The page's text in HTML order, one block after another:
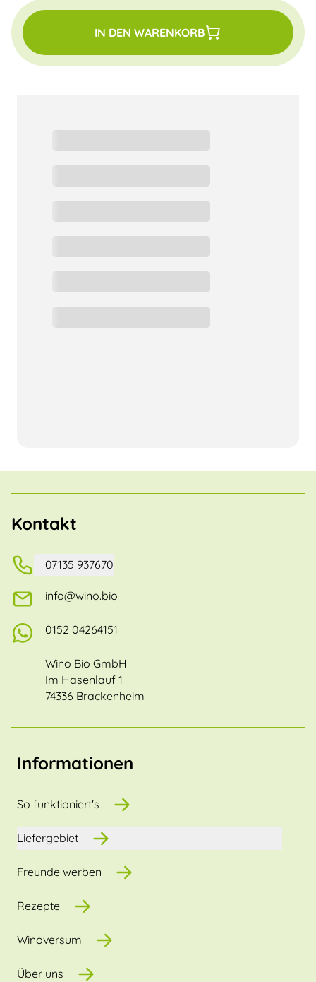
IN DEN WARENKORB
Kontakt
07135 937670
info@wino.bio
0152 04264151
Wino Bio GmbH
Im Hasenlauf 1
74336 Brackenheim
Informationen
So funktioniert's
Liefergebiet
Freunde werben
Rezepte
Winoversum
Über uns